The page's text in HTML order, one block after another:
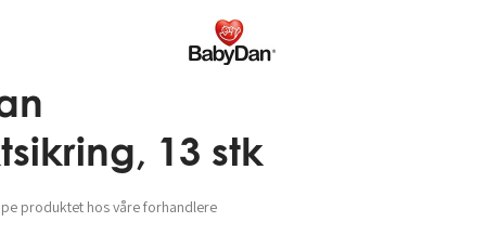
13 stk
produktet hos våre forhandlere